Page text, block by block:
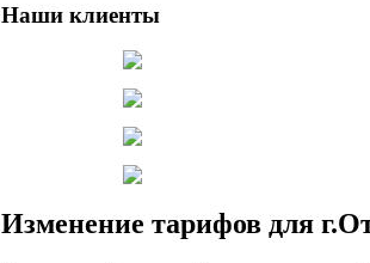
Наши клиенты
Изменение тарифов для